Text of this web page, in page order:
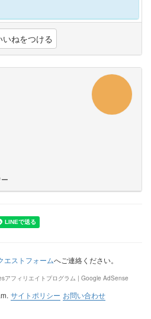
いねをつける
エストフォームへご連絡ください。
アフィリエイトプログラム | Google AdSense
サイトポリシー お問い合わせ